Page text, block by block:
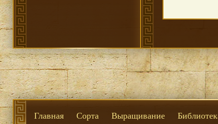
Главная Сорта Выращивание